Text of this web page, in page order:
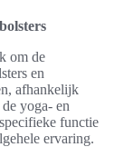
om de
en
afhankelijk
yoga- en
functie
ervaring.